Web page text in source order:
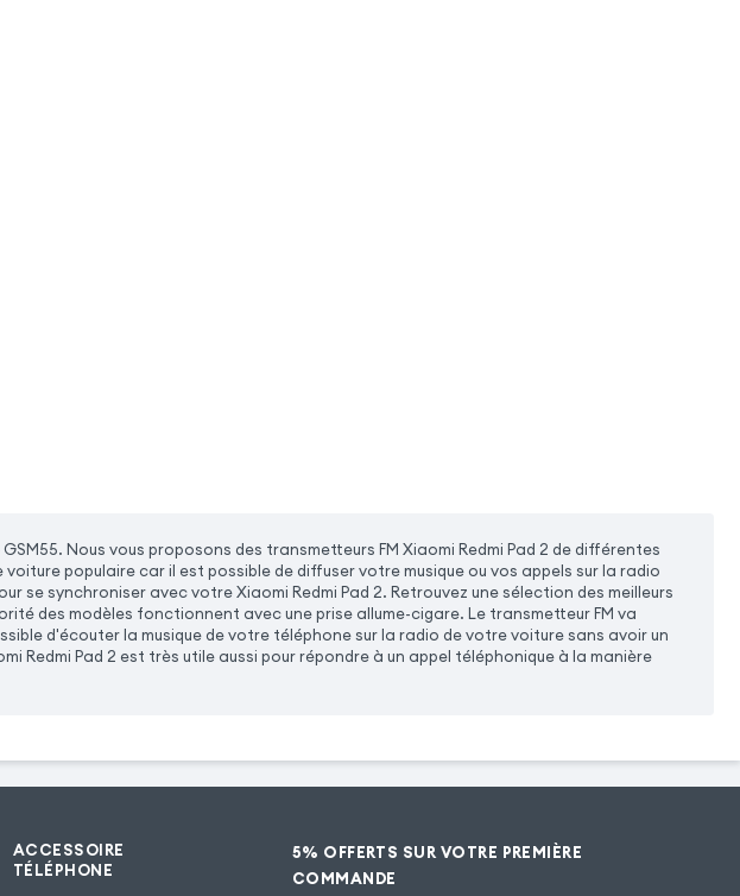
Nous vous proposons des transmetteurs FM Xiaomi Redmi Pad 2 de différentes
populaire car il est possible de diffuser votre musique ou vos appels sur la radio
se synchroniser avec votre Xiaomi Redmi Pad 2. Retrouvez une sélection des meilleurs
des modèles fonctionnent avec une prise allume-cigare. Le transmetteur FM va
d'écouter la musique de votre téléphone sur la radio de votre voiture sans avoir un
Redmi Pad 2 est très utile aussi pour répondre à un appel téléphonique à la manière
ACCESSOIRE
TÉLÉPHONE
5% OFFERTS SUR VOTRE PREMIÈRE
COMMANDE